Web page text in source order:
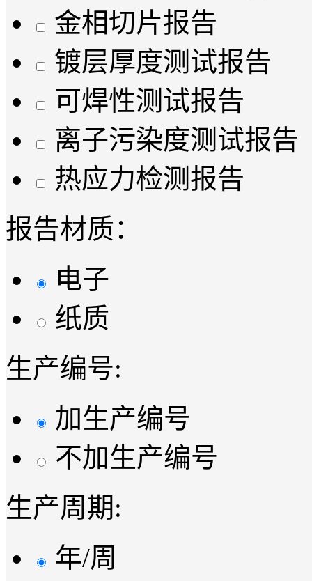
金相切片报告
镀层厚度测试报告
可焊性测试报告
离子污染度测试报告
热应力检测报告
报告材质：
电子
纸质
生产编号:
加生产编号
不加生产编号
生产周期:
年/周